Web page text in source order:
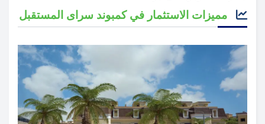
مميزات الاستثمار في كمبوند سراى المستقبل